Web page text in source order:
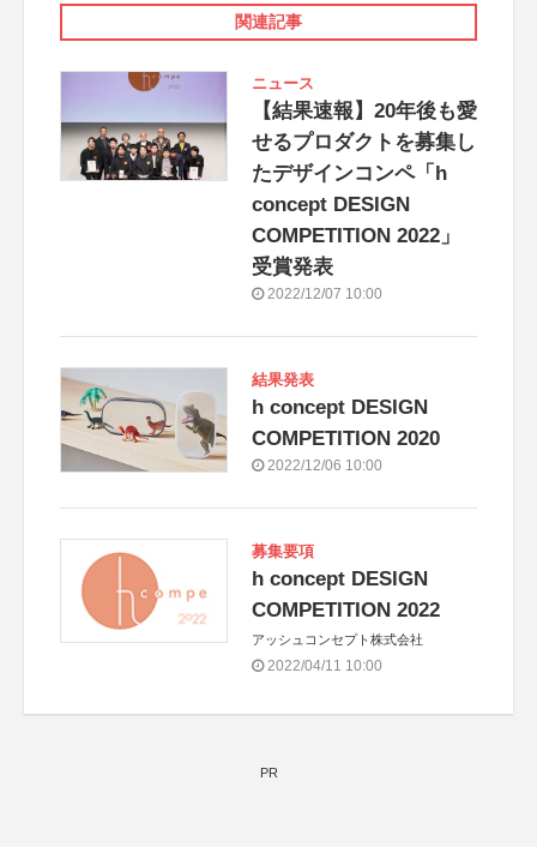
関連記事
ニュース
【結果速報】20年後も愛
せるプロダクトを募集し
たデザインコンペ「h
concept DESIGN
COMPETITION 2022」
受賞発表
2022/12/07 10:00
結果発表
h concept DESIGN
COMPETITION 2020
2022/12/06 10:00
募集要項
h concept DESIGN
COMPETITION 2022
アッシュコンセプト株式会社
2022/04/11 10:00
PR